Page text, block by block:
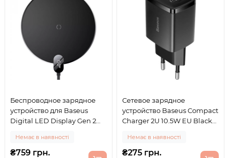
Беспроводное зарядное
устройство для Baseus
Digital LED Display Gen 2
Немає в наявності
₴759 грн.
Сетевое зарядное
устройство Baseus Compact
Charger 2U 10.5W EU Black
Немає в наявності
₴275 грн.